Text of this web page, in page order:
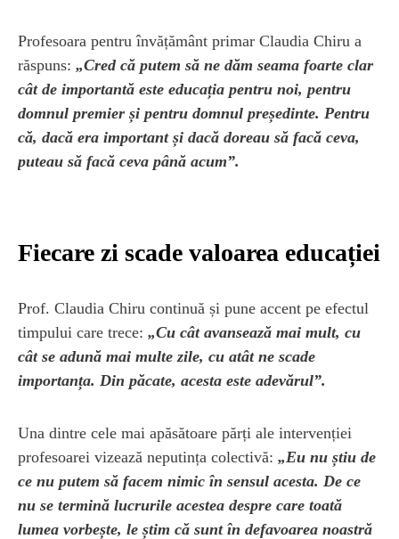
Profesoara pentru învățământ primar Claudia Chiru a
răspuns: „Cred că putem să ne dăm seama foarte clar
cât de importantă este educația pentru noi, pentru
domnul premier și pentru domnul președinte. Pentru
că, dacă era important și dacă doreau să facă ceva,
puteau să facă ceva până acum”.
Fiecare zi scade valoarea educației
Prof. Claudia Chiru continuă și pune accent pe efectul
timpului care trece: „Cu cât avansează mai mult, cu
cât se adună mai multe zile, cu atât ne scade
importanța. Din păcate, acesta este adevărul”.
Una dintre cele mai apăsătoare părți ale intervenției
profesoarei vizează neputința colectivă: „Eu nu știu de
ce nu putem să facem nimic în sensul acesta. De ce
nu se termină lucrurile acestea despre care toată
lumea vorbește, le știm că sunt în defavoarea noastră